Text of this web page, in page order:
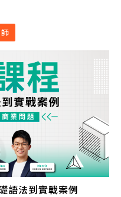
語法到實戰案例